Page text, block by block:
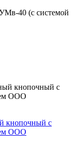
40 (с системой
кнопочный с
ООО